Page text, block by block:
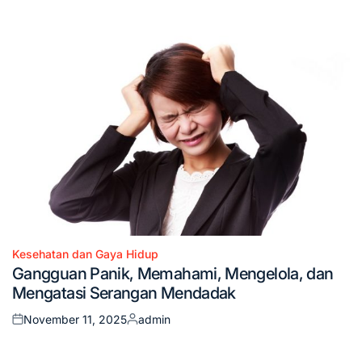
Posted
in
Kesehatan dan Gaya Hidup
Gangguan Panik, Memahami, Mengelola, dan
Mengatasi Serangan Mendadak
Posted
November 11, 2025
Posted
admin